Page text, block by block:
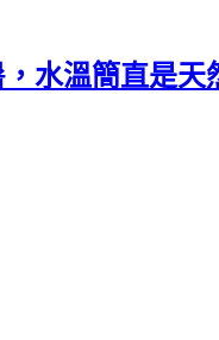
水溫簡直是天